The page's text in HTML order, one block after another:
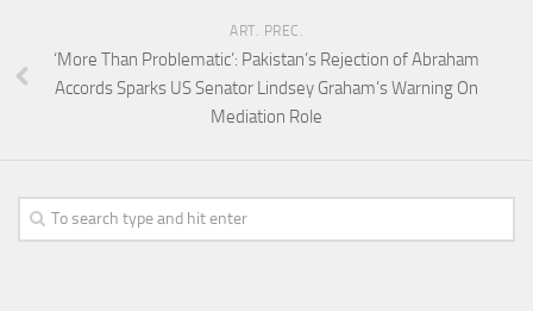
ART. PREC.
‘More Than Problematic’: Pakistan’s Rejection of Abraham
Accords Sparks US Senator Lindsey Graham’s Warning On
Mediation Role